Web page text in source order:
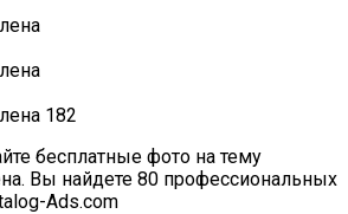
бесплатные фото на тему
Вы найдете 80 профессиональных
Ads.com